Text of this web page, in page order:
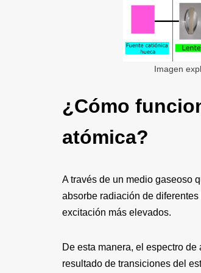
Imagen
¿Cómo
atómica?
A través de un medio gaseoso
absorbe radiación de
excitación más elevados.
De esta manera, el espectro
resultado de transiciones del